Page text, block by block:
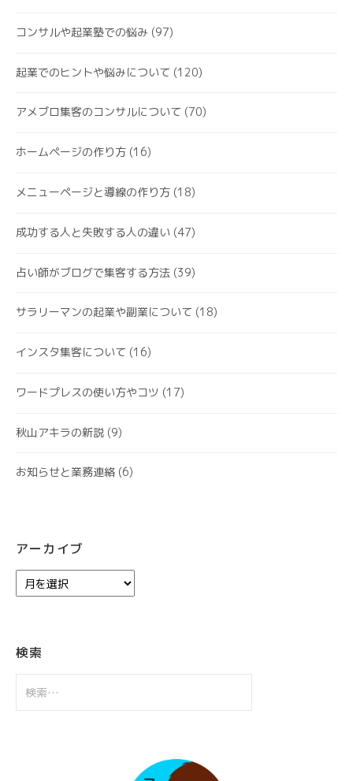
コンサルや起業塾での悩み (97)
起業でのヒントや悩みについて (120)
アメブロ集客のコンサルについて (70)
ホームページの作り方 (16)
メニューページと導線の作り方 (18)
成功する人と失敗する人の違い (47)
占い師がブログで集客する方法 (39)
サラリーマンの起業や副業について (18)
インスタ集客について (16)
ワードプレスの使い方やコツ (17)
秋山アキラの新説 (9)
お知らせと業務連絡 (6)
アーカイブ
ー
ブ
検索
索: